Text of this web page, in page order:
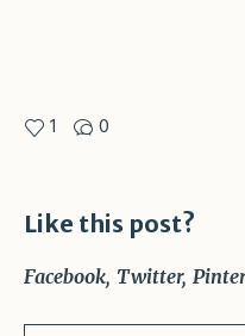
1 0
Like this post?
Facebook Twitter